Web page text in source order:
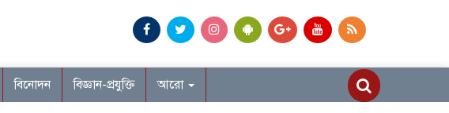
বিনোদন বিজ্ঞান-প্রযুক্তি আরো